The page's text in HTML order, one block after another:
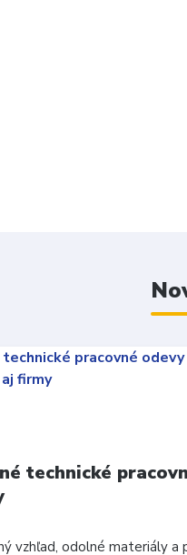
technické
vzhľad, odolné materiály a